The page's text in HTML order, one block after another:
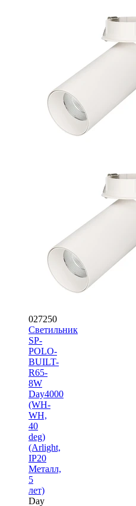
027250
Светильник
SP-
POLO-
BUILT-
R65-
8W
Day4000
(WH-
WH,
40
deg)
(Arlight,
IP20
Металл,
5
лет)
Day